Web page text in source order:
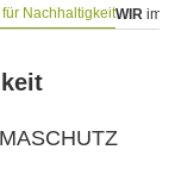
für NachhaltigkeitWIR im